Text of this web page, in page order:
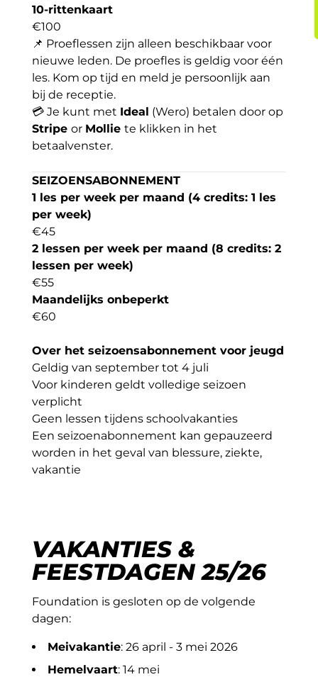
10-rittenkaart
€100
📌 Proeflessen zijn alleen beschikbaar voor
nieuwe leden. De proefles is geldig voor één
les. Kom op tijd en meld je persoonlijk aan
bij de receptie.
💳 Je kunt met Ideal (Wero) betalen door op
Stripe or Mollie te klikken in het
betaalvenster.
SEIZOENSABONNEMENT
1 les per week per maand (4 credits: 1 les
per week)
€45
2 lessen per week per maand (8 credits: 2
lessen per week)
€55
Maandelijks onbeperkt
€60
Over het seizoensabonnement voor jeugd
Geldig van september tot 4 juli
Voor kinderen geldt volledige seizoen
verplicht
Geen lessen tijdens schoolvakanties
Een seizoenabonnement kan gepauzeerd
worden in het geval van blessure, ziekte,
vakantie
VAKANTIES &
FEESTDAGEN 25/26
Foundation is gesloten op de volgende
dagen:
Meivakantie: 26 april - 3 mei 2026
Hemelvaart: 14 mei